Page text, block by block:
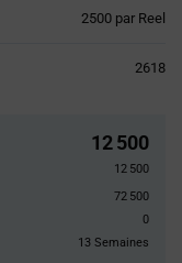
2500 par Reel
2618
12 500
12 500
72 500
0
13 Semaines